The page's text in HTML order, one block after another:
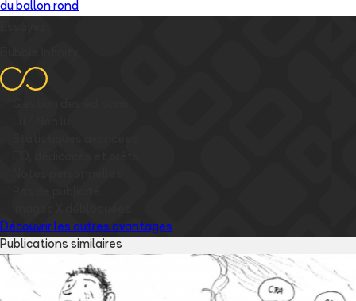
du ballon rond
Découvrir les autres avantages
Publications similaires